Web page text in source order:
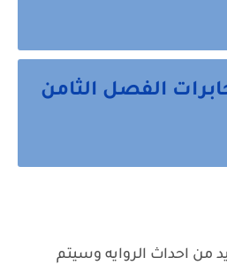
الفصل الثامن
من احداث الروايه وسيتم